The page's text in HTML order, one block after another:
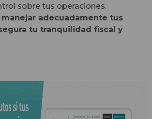
sobre tus operaciones.
manejar adecuadamente tus
tu tranquilidad fiscal y